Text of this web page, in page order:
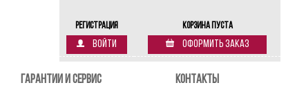
Регистрация
Войти
Корзина пуста
Оформить заказ
Гарантии и сервис Контакты